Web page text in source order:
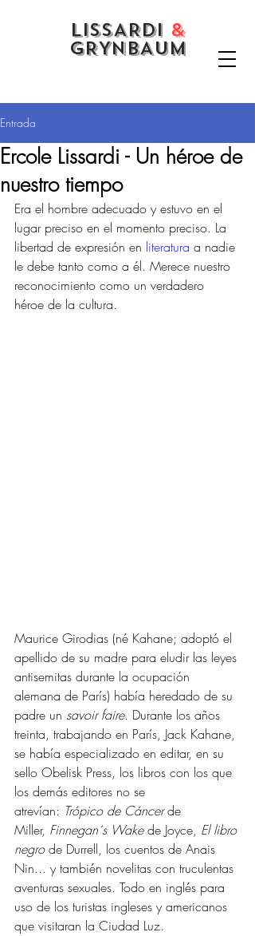
LISSARDI &
GRYNBAUM
Entrada
Ercole Lissardi - Un héroe de
nuestro tiempo
Era el hombre adecuado y estuvo en el
lugar preciso en el momento preciso. La
libertad de expresión en literatura a nadie
le debe tanto como a él. Merece nuestro
reconocimiento como un verdadero
héroe de la cultura.
Maurice Girodias (né Kahane; adoptó el
apellido de su madre para eludir las leyes
antisemitas durante la ocupación
alemana de París) había heredado de su
padre un savoir faire. Durante los años
treinta, trabajando en París, Jack Kahane,
se había especializado en editar, en su
sello Obelisk Press, los libros con los que
los demás editores no se
atrevían: Trópico de Cáncer de
Miller, Finnegan´s Wake de Joyce, El libro
negro de Durrell, los cuentos de Anais
Nin... y también novelitas con truculentas
aventuras sexuales. Todo en inglés para
uso de los turistas ingleses y americanos
que visitaran la Ciudad Luz.